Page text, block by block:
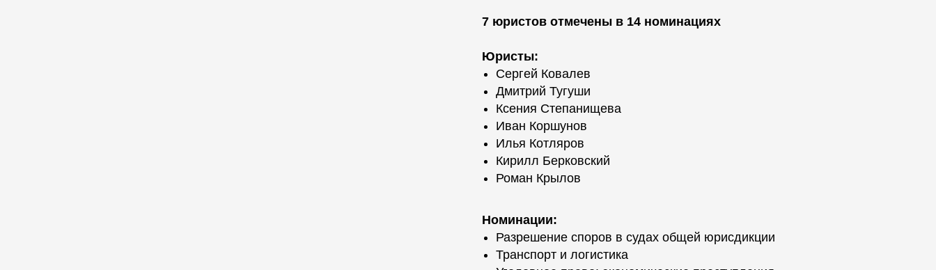
7 юристов отмечены в 14 номинациях
Юристы:
Сергей Ковалев
Дмитрий Тугуши
Ксения Степанищева
Иван Коршунов
Илья Котляров
Кирилл Берковский
Роман Крылов
Номинации:
Разрешение споров в судах общей юрисдикции
Транспорт и логистика